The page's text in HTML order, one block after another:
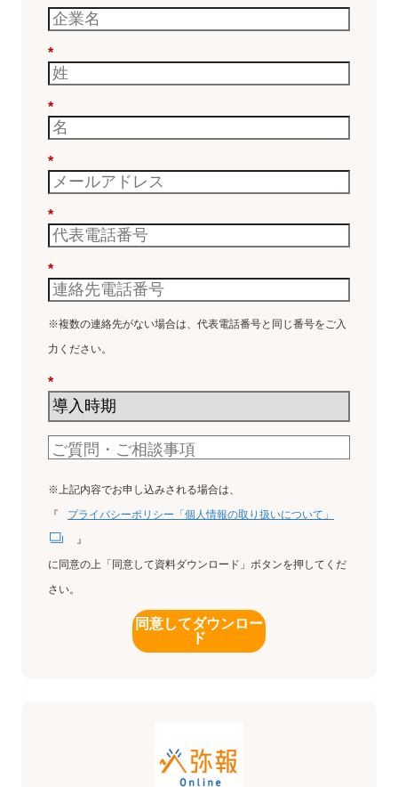
*
*
*
*
*
※複数の連絡先がない場合は、代表電話番号と同じ番号をご入
力ください。
*
※上記内容でお申し込みされる場合は、
『
プライバシーポリシー「個人情報の取り扱いについて」
』
に同意の上「同意して資料ダウンロード」ボタンを押してくだ
さい。
同意してダウンロー
ド